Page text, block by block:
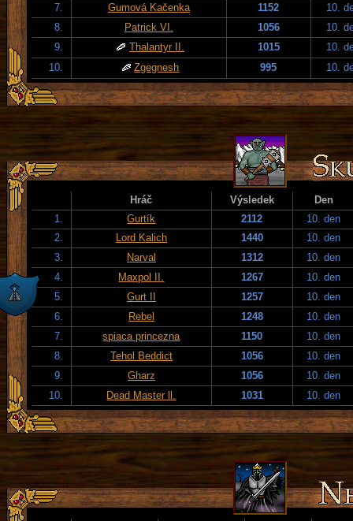
7.
Gumová Kačenka 1152
10.
8.
Patrick VI. 1056
10.
9.
Thalantyr II. 1015
10.
10.
Zgegnesh 995 10.
Hráč Výsledek
Den
1.
Gurtík 2112
10. den
2.
Lord Kalich 1440
10. den
3.
Narval 1312
10. den
4.
Maxpol II. 1267
10. den
5.
Gurt II 1257
10. den
6.
Rebel 1248
10. den
7.
spiaca princezna 1150
10. den
8.
Tehol Beddict 1056
10. den
9.
Gharz 1056
10. den
10.
Dead Master ll. 1031 10. den